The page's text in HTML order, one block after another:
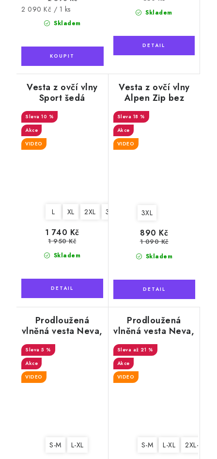
Skladem
Měrná
2 090 Kč / 1 ks Skladem
Vesta z ovčí vlny
Sport šedá
10 %
Akce
VIDEO
L XL 2XL 3XL
Skladem
1 740 Kč
1 950 Kč
Vesta z ovčí vlny
Alpen Zip bez
límce tmavě šedá
18 %
Akce
VIDEO
3XL
Skladem
890 Kč
1 090 Kč
Prodloužená
vlněná vesta Neva,
světlá krémová
5 %
Akce
VIDEO
S-M L-XL
Prodloužená
vlněná vesta Neva,
béžová
až 21 %
Akce
VIDEO
S-M L-XL 2XL-3XL